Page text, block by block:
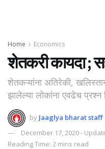
Home Economics
शेतकरी कायदा ;
शेतकऱ्यांना अतिरेकी,
झालेल्या लोकांना एवढेच प्रश्न
by Jaaglya bharat staff
December 17, 2020 -
Reading Time: 2 mins read